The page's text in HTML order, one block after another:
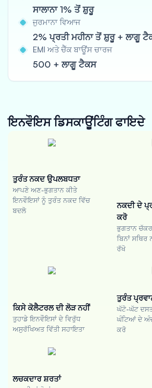
ਸਾਲਾਨਾ 1% ਤੋਂ ਸ਼ੁਰੂ
ਜੁਰਮਾਨਾ ਵਿਆਜ
2% ਪ੍ਰਤੀ ਮਹੀਨਾ ਤੋਂ ਸ਼ੁਰੂ + ਲਾਗੂ
EMI ਅਤੇ ਚੈੱਕ ਬਾਊਂਸ ਚਾਰਜ
500 + ਲਾਗੂ ਟੈਕਸ
ਇਨਵੌਇਸ ਡਿਸਕਾਊਂਟਿੰਗਫਾਇਦੇ
ਤੁਰੰਤ ਨਕਦ ਉਪਲਬਧਤਾ
ਆਪਣੇ ਅਣ-ਭੁਗਤਾਨ ਕੀਤੇ
ਇਨਵੌਇਸਾਂ ਨੂੰ ਤੁਰੰਤ ਨਕਦ ਵਿੱਚ
ਬਦਲੋ
ਨਕਦੀ ਦੇ
ਕਰੋ
ਭੁਗਤਾਨ
ਬਿਨਾਂ ਸਥਿਰ
ਰੱਖੋ
ਕਿਸੇ ਕੋਲੈਟਰਲ ਦੀ ਲੋੜ ਨਹੀਂ
ਤੁਹਾਡੇ ਇਨਵੌਇਸਾਂ ਦੇ ਵਿਰੁੱਧ
ਅਸੁਰੱਖਿਅਤ ਵਿੱਤੀ ਸਹਾਇਤਾ
ਤੁਰੰਤ
ਘੱਟੋ-ਘੱਟ
ਘੰਟਿਆਂ ਦੇ
ਕਰੋ
ਲਚਕਦਾਰ ਸ਼ਰਤਾਂ